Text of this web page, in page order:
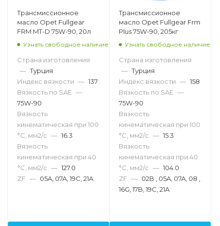
Трансмиссионное
масло Opet Fullgear
FRM MT-D 75W-90, 20л
Узнать свободное наличие
Страна изготовления
— Турция
Индекс вязкости — 137
Вязкость по SAE —
75W-90
Вязкость
кинематическая при 100
°С, мм2/с — 16.3
Вязкость
кинематическая при 40
°С, мм2/с — 127.0
ZF — 05A, 07A, 19C, 21A
Трансмиссионное
масло Opet Fullgear Frm
Plus 75W-90, 205кг
Узнать свободное наличие
Страна изготовления
— Турция
Индекс вязкости — 158
Вязкость по SAE —
75W-90
Вязкость
кинематическая при 100
°С, мм2/с — 15.3
Вязкость
кинематическая при 40
°С, мм2/с — 104.0
ZF — 02B , 05A, 07A, 08 ,
16G, 17B, 19C, 21A